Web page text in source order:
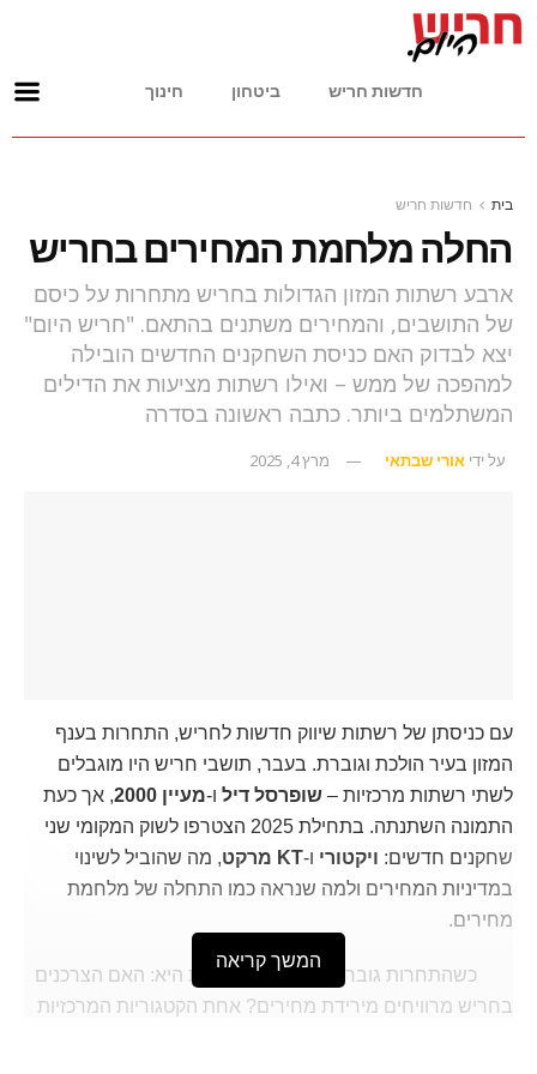
חדשות חריש ביטחון חינוך
בית חדשות חריש
החלה מלחמת המחירים בחריש
ארבע רשתות המזון הגדולות בחריש מתחרות על כיסם
של התושבים, והמחירים משתנים בהתאם. "חריש היום"
יצא לבדוק האם כניסת השחקנים החדשים הובילה
למהפכה של ממש – ואילו רשתות מציעות את הדילים
המשתלמים ביותר. כתבה ראשונה בסדרה
על ידי אורי שבתאי מרץ 4, 2025
עם כניסתן של רשתות שיווק חדשות לחריש, התחרות בענף
המזון בעיר הולכת וגוברת. בעבר, תושבי חריש היו מוגבלים
לשתי רשתות מרכזיות – שופרסל דיל ו-מעיין 2000
, אך כעת
התמונה השתנתה. בתחילת 2025 הצטרפו לשוק המקומי שני
שחקנים חדשים: ויקטורי ו-KT מרקט
, מה שהוביל לשינוי
במדיניות המחירים ולמה שנראה כמו התחלה של מלחמת
מחירים.
כשהתחרות גוברת, השאלה המרכזית היא: האם הצרכנים
בחריש מרוויחים מירידת מחירים? אחת הקטגוריות המרכזיות
המשך קריאה